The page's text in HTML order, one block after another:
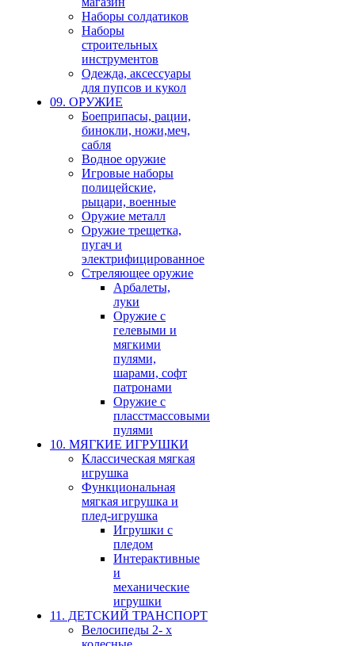
Наборы солдатиков
Наборы
строительных
инструментов
Одежда, аксессуары
для пупсов и кукол
09. ОРУЖИЕ
Боеприпасы, рации,
бинокли, ножи,меч,
сабля
Водное оружие
Игровые наборы
полицейские,
рыцари, военные
Оружие металл
Оружие трещетка,
пугач и
электрифицированное
Стреляющее оружие
Арбалеты,
луки
Оружие с
гелевыми и
мягкими
пулями,
шарами, софт
патронами
Оружие с
пласстмассовыми
пулями
10. МЯГКИЕ ИГРУШКИ
Классическая мягкая
игрушка
Функциональная
мягкая игрушка и
плед-игрушка
Игрушки с
пледом
Интерактивные
и
механические
игрушки
11. ДЕТСКИЙ ТРАНСПОРТ
Велосипеды 2- х